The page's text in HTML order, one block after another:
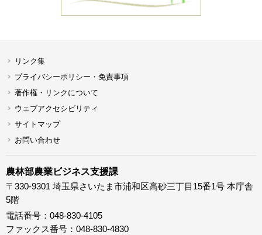
リンク集
プライバシーポリシー・免責事項
著作権・リンクについて
ウェブアクセシビリティ
サイトマップ
お問い合わせ
農林部農業ビジネス支援課
〒330-9301 埼玉県さいたま市浦和区高砂三丁目15番1号 本庁舎
5階
電話番号：048-830-4105
ファックス番号：048-830-4830